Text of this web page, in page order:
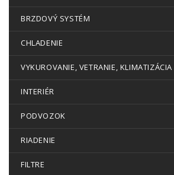
BRZDOVÝ SYSTÉM
CHLADENIE
VYKUROVANIE, VETRANIE, KLIMATIZÁCIA
INTERIÉR
PODVOZOK
RIADENIE
FILTRE